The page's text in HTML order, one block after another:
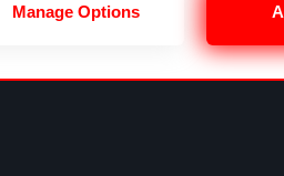
Manage Options